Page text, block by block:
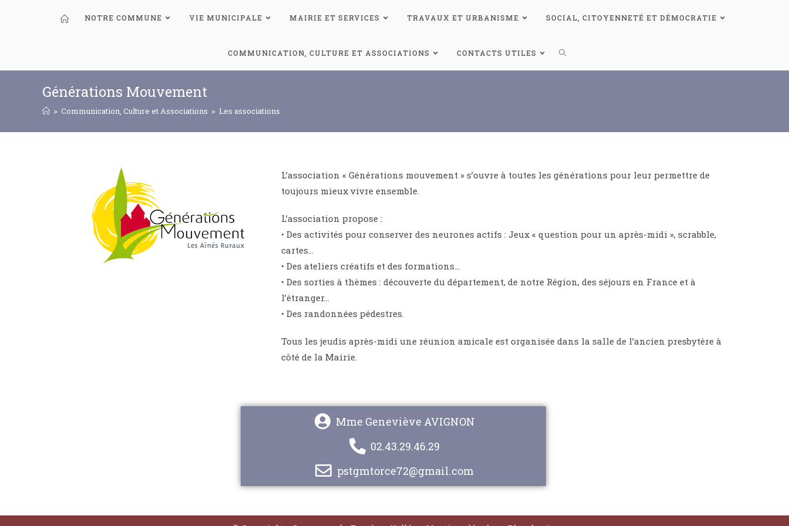
NOTRE COMMUNE VIE MUNICIPALE MAIRIE ET SERVICES TRAVAUX ET URBANISME SOCIAL, CITOYENNETÉ ET DÉMOCRATIE
COMMUNICATION, CULTURE ET ASSOCIATIONS CONTACTS UTILES
Générations Mouvement
> Communication, Culture et Associations > Les associations
L’association « Générations mouvement » s’ouvre à toutes les générations pour leur permettre de
toujours mieux vivre ensemble.
L’association propose :
• Des activités pour conserver des neurones actifs : Jeux « question pour un après-midi », scrabble,
cartes…
• Des ateliers créatifs et des formations…
• Des sorties à thèmes : découverte du département, de notre Région, des séjours en France et à
l’étranger…
• Des randonnées pédestres.
Tous les jeudis après-midi une réunion amicale est organisée dans la salle de l’ancien presbytère à
côté de la Mairie.
Mme Geneviève AVIGNON
02.43.29.46.29
pstgmtorce72@gmail.com